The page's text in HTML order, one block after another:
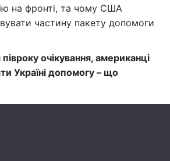
на фронті, та чому США
частину пакету допомоги
очікування, американці
Україні допомогу – що